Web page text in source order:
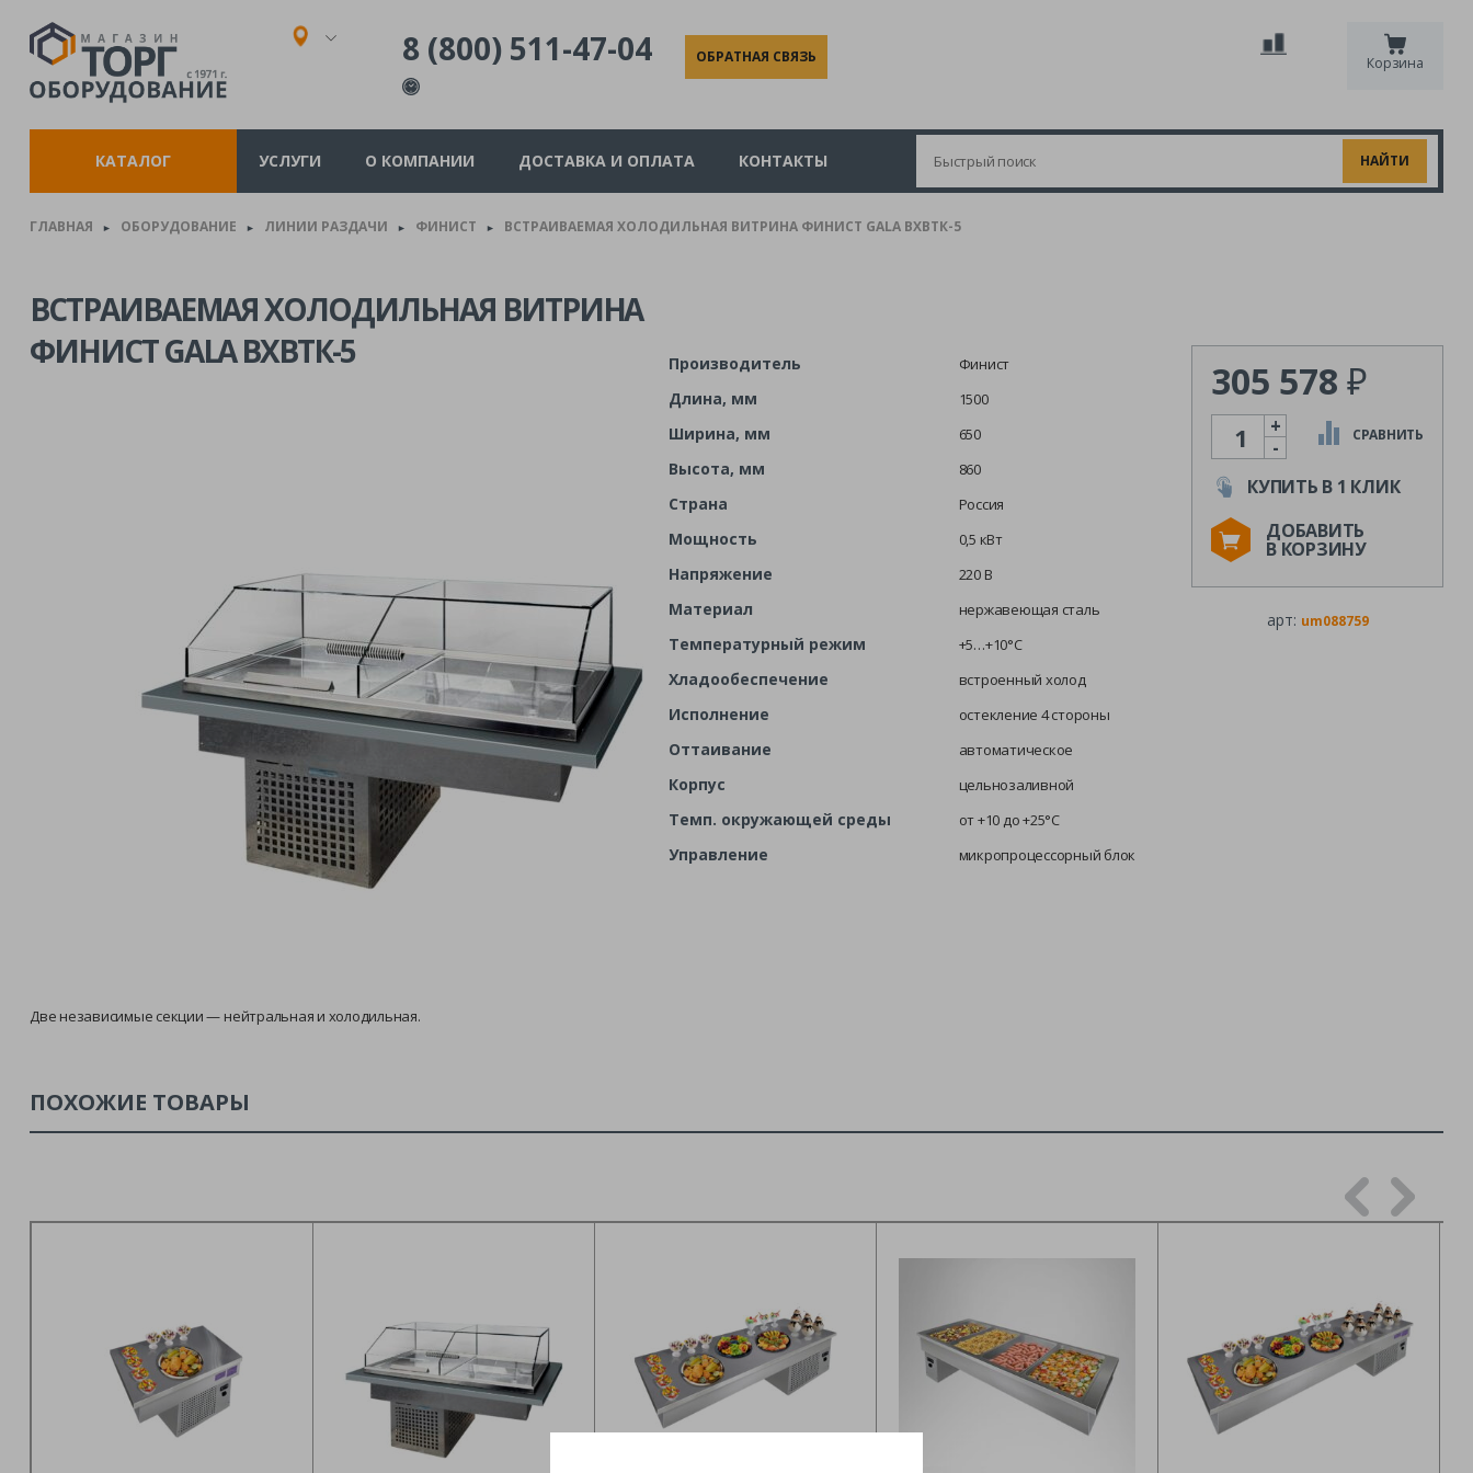
8 (800) 511-47-04 ОБРАТНАЯ СВЯЗЬ Корзина
КАТАЛОГ УСЛУГИ О КОМПАНИИ ДОСТАВКА И ОПЛАТА КОНТАКТЫ
ГЛАВНАЯ ► ОБОРУДОВАНИЕ ► ЛИНИИ РАЗДАЧИ ► ФИНИСТ ► ВСТРАИВАЕМАЯ ХОЛОДИЛЬНАЯ ВИТРИНА ФИНИСТ GALA ВХВТК-5
ВСТРАИВАЕМАЯ ХОЛОДИЛЬНАЯ ВИТРИНА
ФИНИСТ GALA ВХВТК-5
Производитель Финист
Длина, мм 1500
Ширина, мм 650
Высота, мм 860
Страна Россия
Мощность 0,5 кВт
Напряжение 220 В
Материал нержавеющая сталь
Температурный режим +5…+10°С
Хладообеспечение встроенный холод
Исполнение остекление 4 стороны
Оттаивание автоматическое
Корпус цельнозаливной
Темп. окружающей среды от +10 до +25°С
Управление микропроцессорный блок
305 578 ₽
Количество
-
+ СРАВНИТЬ
КУПИТЬ В 1 КЛИК
ДОБАВИТЬ
В КОРЗИНУ
арт: um088759
Две независимые секции — нейтральная и холодильная.
ПОХОЖИЕ ТОВАРЫ